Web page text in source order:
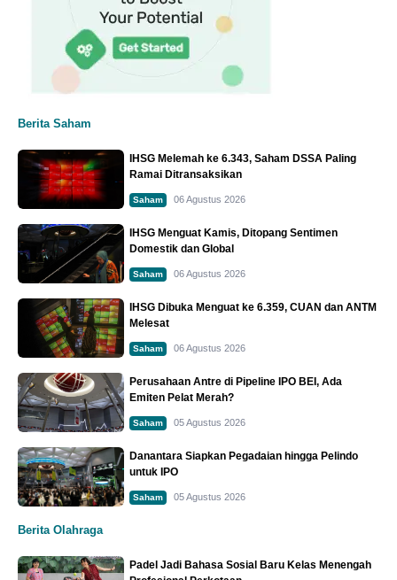
Berita Saham
IHSG Melemah ke 6.343, Saham DSSA Paling
Ramai Ditransaksikan
Saham 06 Agustus 2026
IHSG Menguat Kamis, Ditopang Sentimen
Domestik dan Global
Saham 06 Agustus 2026
IHSG Dibuka Menguat ke 6.359, CUAN dan ANTM
Melesat
Saham 06 Agustus 2026
Perusahaan Antre di Pipeline IPO BEI, Ada
Emiten Pelat Merah?
Saham 05 Agustus 2026
Danantara Siapkan Pegadaian hingga Pelindo
untuk IPO
Saham 05 Agustus 2026
Berita Olahraga
Padel Jadi Bahasa Sosial Baru Kelas Menengah